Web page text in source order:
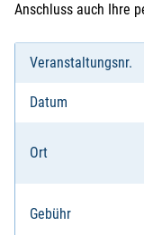
Anschluss auch Ihre
Veranstaltungsnr.
Datum
Ort
Gebühr